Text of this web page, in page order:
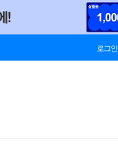
로그인